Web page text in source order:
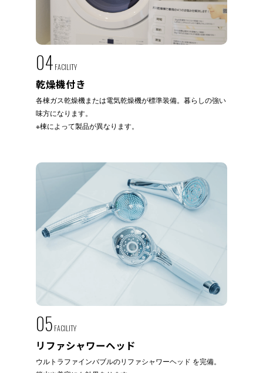
04 FACILITY
乾燥機付き
各棟ガス乾燥機または電気乾燥機が標準装備。暮らしの強い
味方になります。
※棟によって製品が異なります。
05 FACILITY
リファシャワーヘッド
ウルトラファインバブルのリファシャワーヘッド を完備。